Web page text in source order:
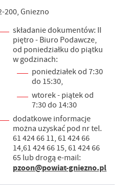
200, Gniezno
składanie dokumentów: II
piętro - Biuro Podawcze,
od poniedziałku do piątku
w godzinach:
poniedziałek od 7:30
do 15:30,
wtorek - piątek od
7:30 do 14:30
dodatkowe informacje
można uzyskać pod nr tel.
61 424 66 11, 61 424 66
14,61 424 66 15, 61 424 66
65 lub drogą e-mail:
pzoon@powiat-gniezno.pl